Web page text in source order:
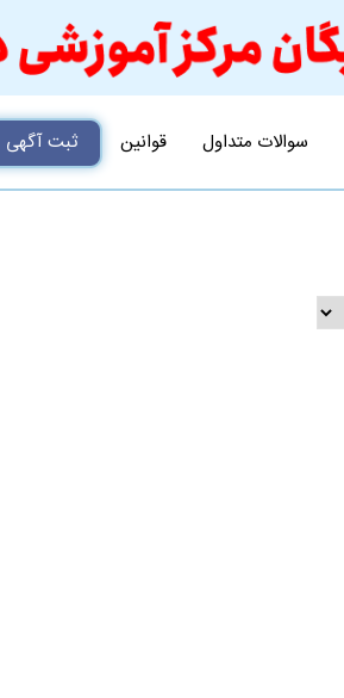
سوالات متداول قوانین ثبت آگهی